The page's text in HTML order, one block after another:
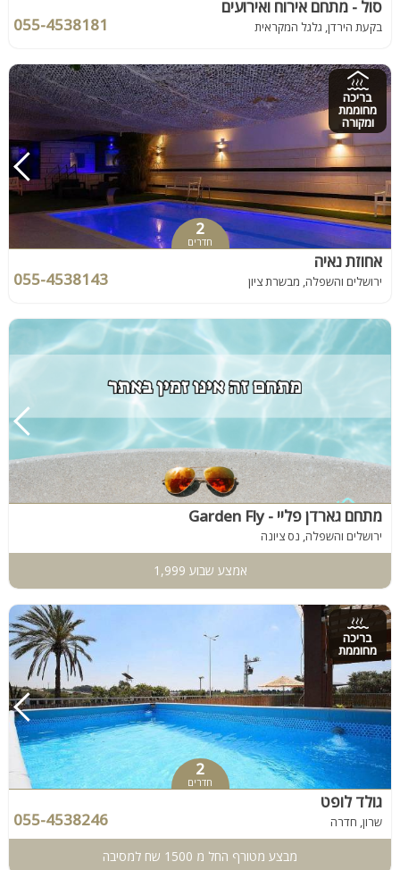
סול - מתחם אירוח ואירועים
בקעת הירדן, גלגל המקראית 055-4538181
בריכה
מחוממת
ומקורה
2
חדרים
אחוזת נאיה
ירושלים והשפלה, מבשרת ציון 055-4538143
מתחם גארדן פליי - Garden Fly
ירושלים והשפלה, נס ציונה
אמצע שבוע 1,999
בריכה
מחוממת
2
חדרים
גולד לופט
שרון, חדרה 055-4538246
מבצע מטורף החל מ 1500 שח למסיבה